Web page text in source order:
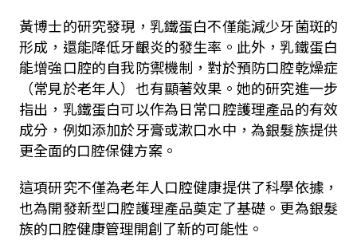
黃博士的研究發現，乳鐵蛋白不僅能減少牙菌斑的
形成，還能降低牙齦炎的發生率。此外，乳鐵蛋白
能增強口腔的自我防禦機制，對於預防口腔乾燥症
（常見於老年人）也有顯著效果。她的研究進一步
指出，乳鐵蛋白可以作為日常口腔護理產品的有效
成分，例如添加於牙膏或漱口水中，為銀髮族提供
更全面的口腔保健方案。
這項研究不僅為老年人口腔健康提供了科學依據，
也為開發新型口腔護理產品奠定了基礎。更為銀髮
族的口腔健康管理開創了新的可能性。